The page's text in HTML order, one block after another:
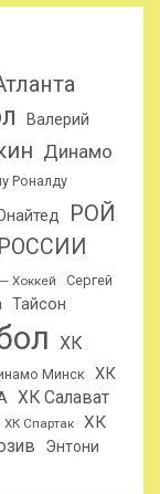
Валерий
Динамо
Роналду
РОЙ
Хоккей
Сергей
Тайсон
ХК
Минск
ХК
ХК Салават
ХК Спартак
ХК
Энтони